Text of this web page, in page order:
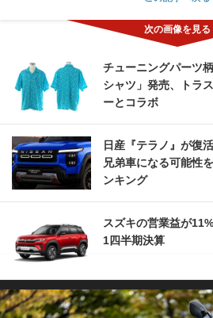
チューニングパーツ
シャツ」発売、トラ
ーとコラボ
日産『テラノ』が復
兄弟車になる可能性
ンキング
スズキの営業益が
1四半期決算